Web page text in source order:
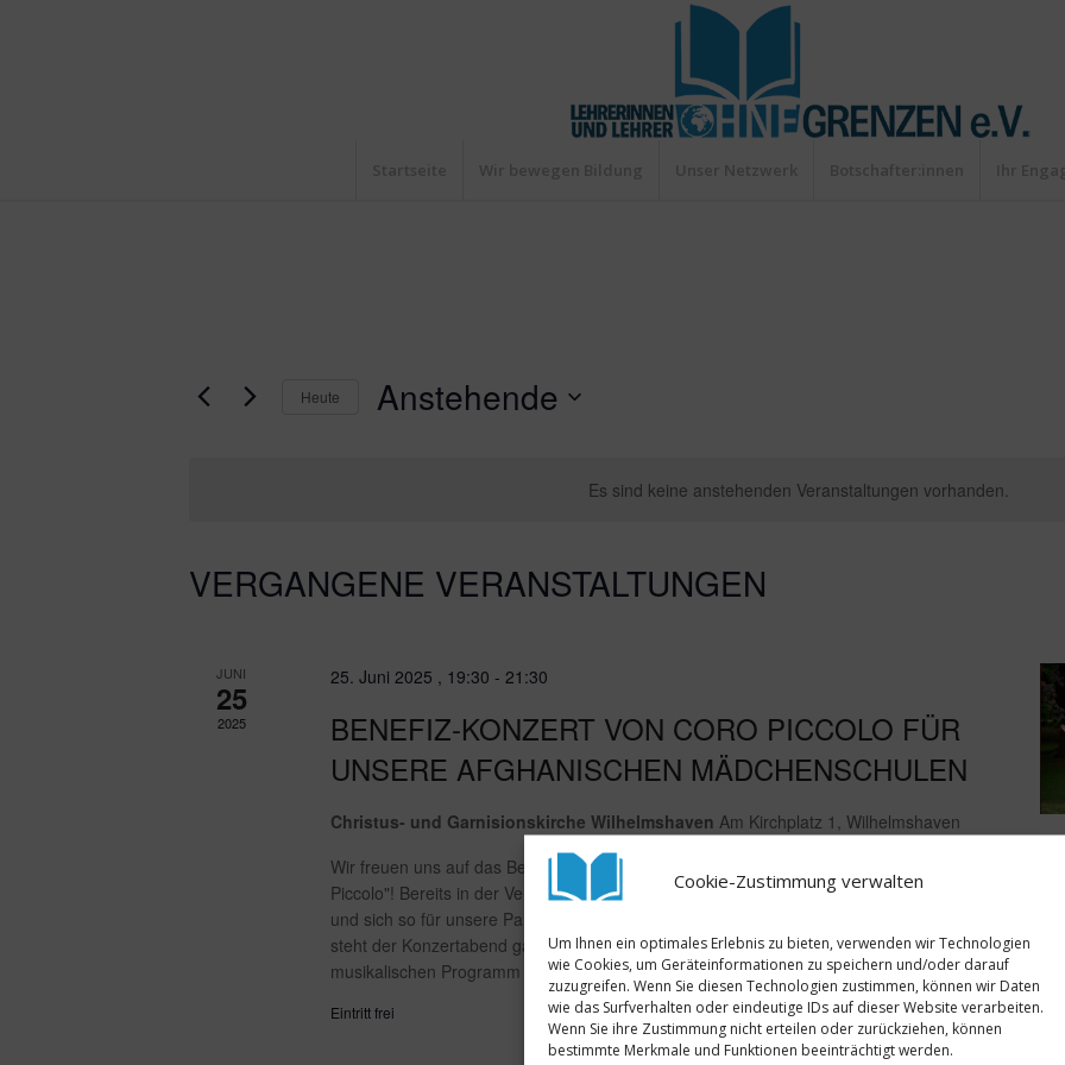
Cookie-Zustimmung verwalten
Um Ihnen ein optimales Erlebnis zu bieten, verwenden wir Technologien
wie Cookies, um Geräteinformationen zu speichern und/oder darauf
zuzugreifen. Wenn Sie diesen Technologien zustimmen, können wir Daten
wie das Surfverhalten oder eindeutige IDs auf dieser Website verarbeiten.
Wenn Sie ihre Zustimmung nicht erteilen oder zurückziehen, können
bestimmte Merkmale und Funktionen beeinträchtigt werden.
Es sind keine anstehenden Veranstaltungen vorhanden.
Heute Anstehende
VERGANGENE VERANSTALTUNGEN
JUNI
25
2025
25. Juni 2025 , 19:30 -21:30
BENEFIZ-KONZERT VON CORO PICCOLO FÜR
UNSERE AFGHANISCHEN MÄDCHENSCHULEN
Christus- und Garnisionskirche WilhelmshavenAm Kirchplatz 1, Wilhelmshaven
Wir freuen uns auf das Benefiz-Konzert vom Wilhelmshavener A-Capella Chor "Coro
Piccolo"! Bereits in der Vergangenheit hat der Chor für den guten Zweck gesungen
und sich so für unsere Partnerschulen in Afghanistan engagiert - auch in diesem Jahr
steht der Konzertabend ganz im Zeichen unserer afghanischen Schulen. Neben dem
musikalischen Programm werden ausgewählte Geschichten von […]
Eintritt frei